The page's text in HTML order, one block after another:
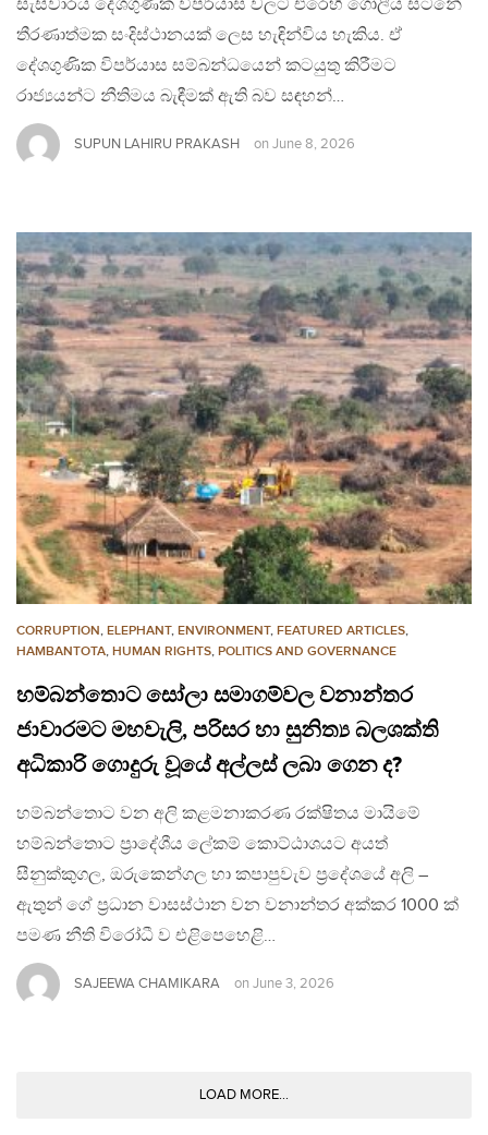
සැසිවාරය දේශගුණික විපර්යාස වලට එරෙහි ගෝලීය සටනේ
තීරණාත්මක සංදිස්ථානයක් ලෙස හැඳින්විය හැකිය. ඒ
දේශගුණික විපර්යාස සම්බන්ධයෙන් කටයුතු කිරීමට
රාජ්‍යයන්ට නීතිමය බැඳීමක් ඇති බව සඳහන්…
SUPUN LAHIRU PRAKASH on June 8, 2026
CORRUPTION, ELEPHANT, ENVIRONMENT, FEATURED ARTICLES,
HAMBANTOTA, HUMAN RIGHTS, POLITICS AND GOVERNANCE
හම්බන්තොට සෝලා සමාගම්වල වනාන්තර
ජාවාරමට මහවැලි, පරිසර හා සුනිත්‍ය බලශක්ති
අධිකාරි ගොදුරු වූයේ අල්ලස් ලබා ගෙන ද?
හම්බන්තොට වන අලි කළමනාකරණ රක්ෂිතය මායිමේ
හම්බන්තොට ප්‍රාදේශීය ලේකම් කොට්ඨාශයට අයත්
සීනුක්කුගල, ඔරුකෙන්ගල හා කපාපුවැව ප්‍රදේශයේ අලි –
ඇතුන් ගේ ප්‍රධාන වාසස්ථාන වන වනාන්තර අක්කර 1000 ක්
පමණ නීති විරෝධී ව එළිපෙහෙළි…
SAJEEWA CHAMIKARA on June 3, 2026
LOAD MORE...